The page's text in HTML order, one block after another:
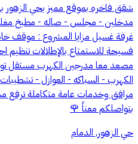
شقق فاخره بموقع مميز بحي الزهور
غرفة غسيل مزايا المشروع :
فسيحة للاستمتاع بالإطلالات تنظيم
مصعد معا مدرجين الكهرب مستقل
الكهرب - السباكه - العوازل -
مرافق وخدمات عامة متكاملة ترفع
بتواصلكم معناً 🌹
حي الزهور, الدمام